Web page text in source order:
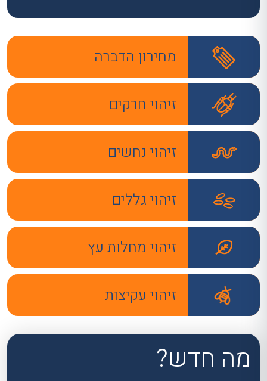
מחירון הדברה
זיהוי חרקים
זיהוי נחשים
זיהוי גללים
זיהוי מחלות עץ
זיהוי עקיצות
מה חדש?